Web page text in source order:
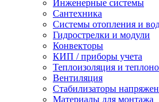
Инженерные системы
Сантехника
Системы отопления и
Гидрострелки и модули
Конвекторы
КИП / приборы учета
Теплоизоляция и
Вентиляция
Стабилизаторы
Материалы для монтажа